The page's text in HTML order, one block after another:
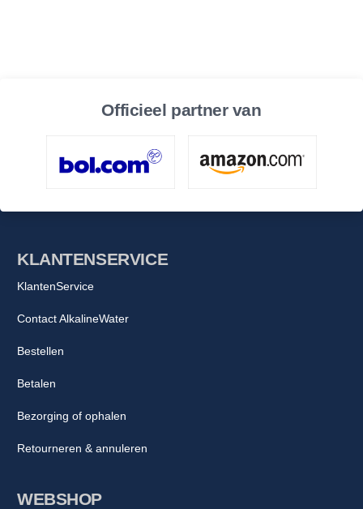
Officieel partner van
WEBSHOP
KLANTENSERVICE
KlantenService
Contact AlkalineWater
Bestellen
Betalen
Bezorging of ophalen
Retourneren & annuleren